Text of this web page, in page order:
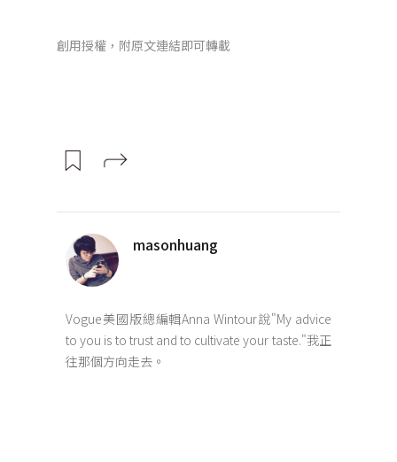
創用授權，附原文連結即可轉載
masonhuang
Vogue美國版總編輯Anna Wintour說"My advice
to you is to trust and to cultivate your taste."我正
往那個方向走去。